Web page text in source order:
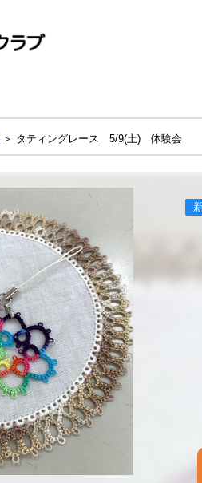
＞ タティングレース 5/9(土) 体験会